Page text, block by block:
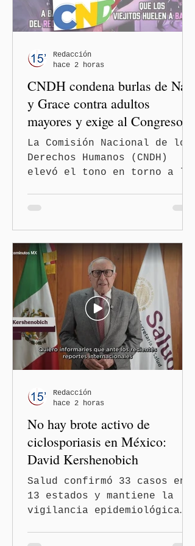
CNDH condena burlas de Nay
y Grace contra adultos
mayores y exige al Congreso
frenar discursos
discriminatorios
La Comisión Nacional de los
Derechos Humanos (CNDH)
elevó el tono en torno a la
Bojalil y Elvia Graciela
"Grace" Palomares Ramírez,
al considerar que los
comentarios que emitieron
en el podcast "DesCasadas"
contra las personas adultas
mayores no pueden
justificarse como una
simple opinión o una broma.
Redacción
hace 2 horas
No hay brote activo de
ciclosporiasis en México:
David Kershenobich
Salud confirmó 33 casos en
13 estados y mantiene la
vigilancia epidemiológica
Redacción
hace 2 horas